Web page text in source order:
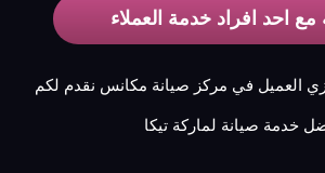
مع احد افراد خدمة العملاء
العميل في مركز صيانة مكانس نقدم لكم
خدمة صيانة لماركة تيكا